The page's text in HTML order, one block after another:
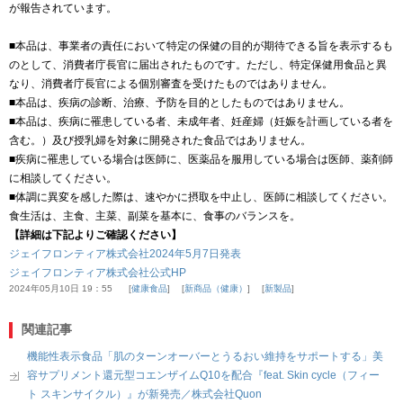
が報告されています。
■本品は、事業者の責任において特定の保健の目的が期待できる旨を表示するも
のとして、消費者庁長官に届出されたものです。ただし、特定保健用食品と異
なり、消費者庁長官による個別審査を受けたものではありません。
■本品は、疾病の診断、治療、予防を目的としたものではありません。
■本品は、疾病に罹患している者、未成年者、妊産婦（妊娠を計画している者を
含む。）及び授乳婦を対象に開発された食品ではあリません。
■疾病に罹患している場合は医師に、医薬品を服用している場合は医師、薬剤師
に相談してください。
■体調に異変を感した際は、速やかに摂取を中止し、医師に相談してください。
食生活は、主食、主菜、副菜を基本に、食事のバランスを。
【詳細は下記よりご確認ください】
ジェイフロンティア株式会社2024年5月7日発表
ジェイフロンティア株式会社公式HP
2024年05月10日 19：55 健康食品 新商品（健康） 新製品
関連記事
機能性表示食品「肌のターンオーバーとうるおい維持をサポートする」美
容サプリメント還元型コエンザイムQ10を配合『feat. Skin cycle（フィー
ト スキンサイクル）』が新発売／株式会社Quon